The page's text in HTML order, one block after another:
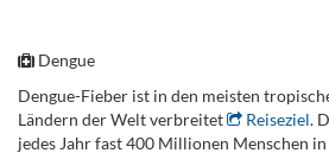
Dengue
Dengue-Fieber ist in den meisten
Ländern der Welt verbreitet
Reiseziel.
jedes Jahr fast 400 Millionen Menschen